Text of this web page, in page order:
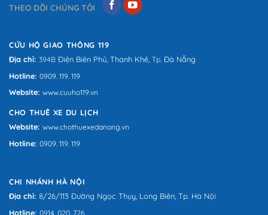
THEO DÕI CHÚNG TÔI
CỨU HỘ GIAO THÔNG 119
Địa chỉ: 394B Điện Biên Phủ, Thanh Khê, Tp. Đà Nẵng
Hotline: 0909. 119. 119
Website: www.cuuho119.vn
CHO THUÊ XE DU LỊCH
Website: www.chothuexedanang.vn
Hotline: 0909. 119. 119
CHI NHÁNH HÀ NỘI
Địa chỉ: 8/26/113 Đường Ngọc Thụy, Long Biên, Tp. Hà Nội
Hotline: 0914. 020. 726